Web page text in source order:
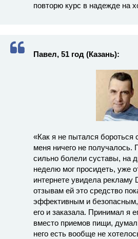
повторю курс в надежде на
Павел, 51 год (Казань):
«Как я не пытался
меня ничего не получалось.
сильно болели суставы, на
неделю мог просидеть, уже
интернете увидела рекламу
отзывам ей это средство
эффективным и
его и заказала. Принимал я
вместо приемов пищи,
него есть вообще не